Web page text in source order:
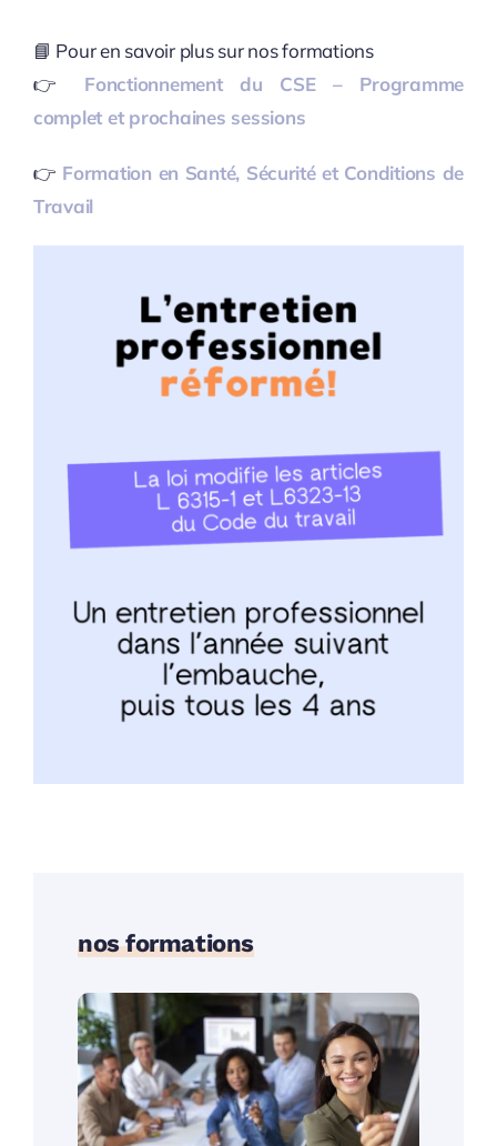
📘 Pour en savoir plus sur nos formations
👉 Fonctionnement du CSE – Programme
complet et prochaines sessions
👉 Formation en Santé, Sécurité et Conditions de
Travail
nos formations